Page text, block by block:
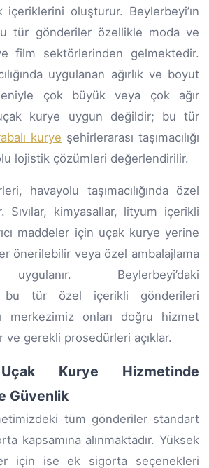
oluşturur. Beylerbeyi’ın
tür gönderiler özellikle moda ve
film sektörlerinden gelmektedir.
uygulanan ağırlık ve boyut
çok büyük veya çok ağır
kurye uygun değildir; bu tür
kurye şehirlerarası taşımacılığı
lojistik çözümleri değerlendirilir.
havayolu taşımacılığında özel
Sıvılar, kimyasallar, lityum içerikli
maddeler için uçak kurye yerine
önerilebilir veya özel ambalajlama
Beylerbeyi’daki
bu tür özel içerikli gönderileri
merkezimiz onları doğru hizmet
gerekli prosedürleri açıklar.
Kurye Hizmetinde
Güvenlik
tüm gönderiler standart
kapsamına alınmaktadır. Yüksek
için ise ek sigorta seçenekleri